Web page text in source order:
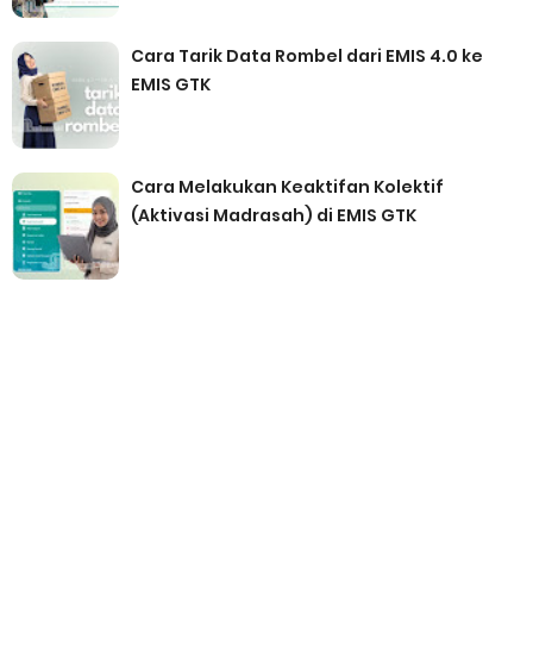
Cara Tarik Data Rombel dari EMIS 4.0 ke
EMIS GTK
Cara Melakukan Keaktifan Kolektif
(Aktivasi Madrasah) di EMIS GTK